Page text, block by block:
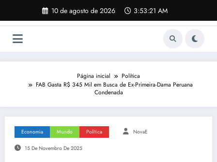
o
10 de agosto de 2026 3:53:22 AM
Página inicial
Política
FAB Gasta R$ 345 Mil em Busca de Ex-Primeira-Dama Peruana
Condenada
Economia Mundo Política NovaE
15 De Novembro De 2025